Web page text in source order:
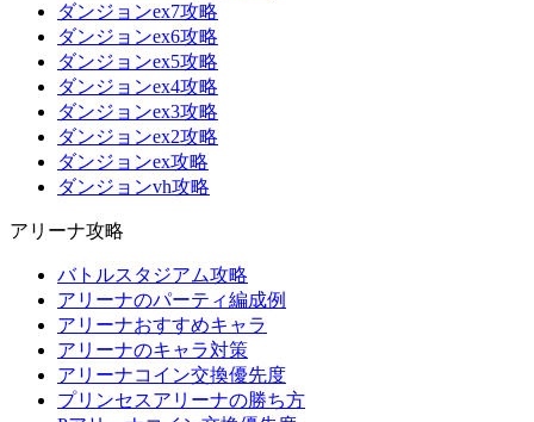
ダンジョンex7攻略
ダンジョンex6攻略
ダンジョンex5攻略
ダンジョンex4攻略
ダンジョンex3攻略
ダンジョンex2攻略
ダンジョンex攻略
ダンジョンvh攻略
アリーナ攻略
バトルスタジアム攻略
アリーナのパーティ編成例
アリーナおすすめキャラ
アリーナのキャラ対策
アリーナコイン交換優先度
プリンセスアリーナの勝ち方